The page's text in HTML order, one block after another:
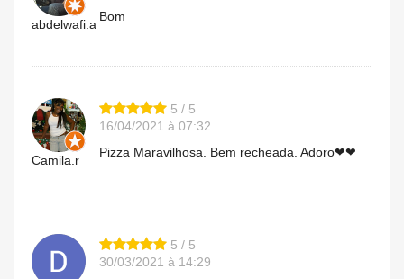
abdelwafi.a
Bom
Camila.r
5 / 5
16/04/2021 à 07:32
Pizza Maravilhosa. Bem recheada. Adoro❤❤
5 / 5
30/03/2021 à 14:29